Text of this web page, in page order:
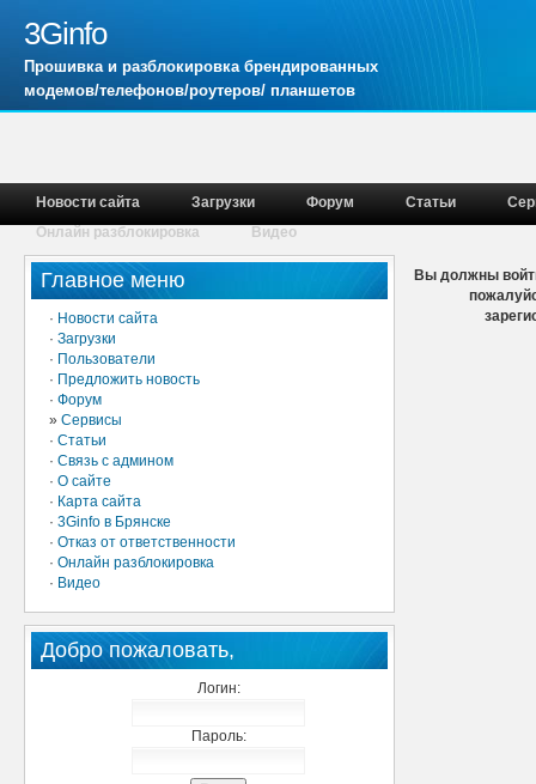
3Ginfo
Прошивка и разблокировка брендированных
модемов/телефонов/роутеров/ планшетов
Новости сайта Загрузки Форум Статьи
Онлайн разблокировка
Видео
Главное меню
· Новости сайта
· Загрузки
· Пользователи
· Предложить новость
· Форум
» Сервисы
· Статьи
· Связь с админом
· О сайте
· Карта сайта
· 3Ginfo в Брянске
· Отказ от ответственности
· Онлайн разблокировка
· Видео
Добро пожаловать,
Логин:
Пароль:
Вы должны